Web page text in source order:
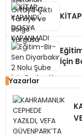
İçin
Yazarlar